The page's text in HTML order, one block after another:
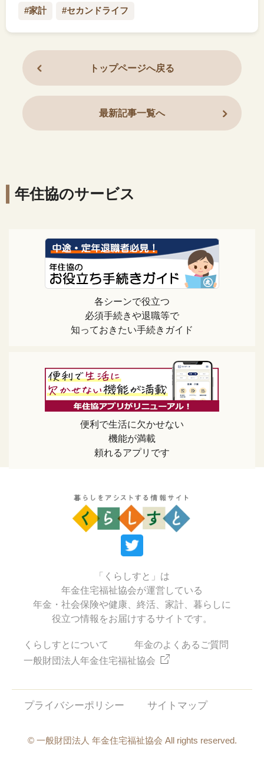
#家計 #セカンドライフ
トップページへ戻る
最新記事一覧へ
年住協のサービス
各シーンで役立つ
必須手続きや退職等で
知っておきたい手続きガイド
便利で生活に欠かせない
機能が満載
頼れるアプリです
「くらしすと」は
年金住宅福祉協会が運営している
年金・社会保険や健康、終活、家計、暮らしに
役立つ情報をお届けするサイトです。
くらしすとについて
年金のよくあるご質問
一般財団法人年金住宅福祉協会
プライバシーポリシー サイトマップ
© 一般財団法人 年金住宅福祉協会 All rights reserved.